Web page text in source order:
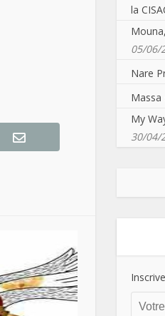
la
05/06/
Nare
Massa
My
30/04/